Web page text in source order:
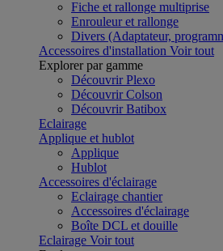
Fiche et rallonge multiprise
Enrouleur et rallonge
Divers (Adaptateur,
Accessoires d'installation Voir tout
Explorer par gamme
Découvrir Plexo
Découvrir Colson
Découvrir Batibox
Eclairage
Applique et hublot
Applique
Hublot
Accessoires d'éclairage
Eclairage chantier
Accessoires d'éclairage
Boîte DCL et douille
Eclairage Voir tout